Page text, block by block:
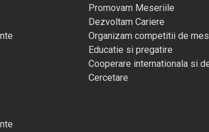
Promovam Meseriile
Dezvoltam Cariere
Organizam competitii de
Educatie si pregatire
Cooperare internationala si
Cercetare